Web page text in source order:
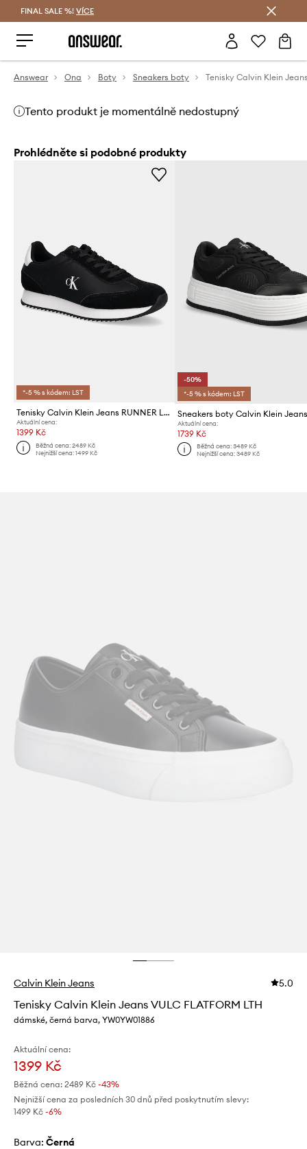
FINAL SALE %! VÍCE
Answear Ona Boty Sneakers boty
Tento produkt je momentálně nedostupný
Prohlédněte si podobné produkty
*-5 % s kódem: LST
Tenisky Calvin Klein Jeans RUNNER LACEUP MG NYLON MIX
Aktuální cena:
1399 Kč
Běžná cena:2489 Kč
Nejnižší cena:1499 Kč
-50%
*-5 % s kódem: LST
Aktuální cena:
1739 Kč
Běžná cena: 3489 Kč
Nejnižší cena: 3489 Kč
Calvin Klein Jeans 5.0
Tenisky Calvin Klein Jeans VULC FLATFORM LTH
dámské, černá barva, YW0YW01886
Aktuální cena:
1399 Kč
Běžná cena: 2489 Kč -43%
Nejnižší cena za posledních 30 dnů před poskytnutím slevy:
1499 Kč -6%
Barva: černá